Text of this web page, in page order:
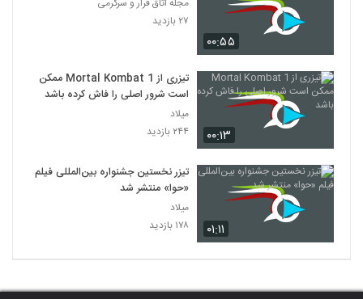
۰۰:۵۵
مجله اتاق فرار و سرگرمی
۲۷ بازدید
۰۰:۱۳
تیزری از Mortal Kombat 1 ممکن
است شرور اصلی را فاش کرده باشد
میلاد
۲۴۴ بازدید
۰۱:۱۱
تیزر نخستین جشنواره بین‌المللی فیلم
«حوا» منتشر شد
میلاد
۱۷۸ بازدید